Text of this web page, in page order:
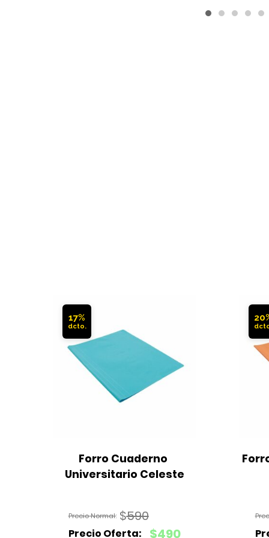
17%
Forro Cuaderno
Universitario Celeste
$590
El $490